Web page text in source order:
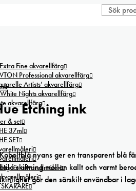
Fine akvarellfärg
Professional akvarellfärg
Artists’ akvarellfärg
White Nights akvarellfärg
akvarellfärg
& set
37ml
SET
för akvarellmåleri
Etching ink
nyans ger en transparent blå
skiftning mellan kallt och varmt
gör den särskilt användbar i